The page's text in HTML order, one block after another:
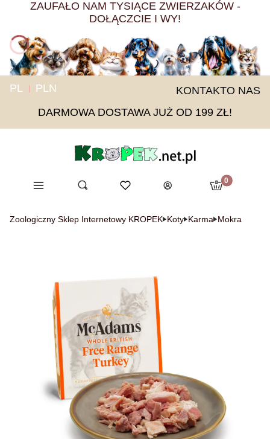
ZAUFAŁO NAM TYSIĄCE ZWIERZAKÓW -
DOŁĄCZCIE I WY!
PL PLN KONTAKTO NAS
DARMOWA DOSTAWA JUŻ OD 199 ZŁ!
Menu Otwórz wyszukiwarkę
Szukaj Ulubione
Zaloguj się
Produkty w
Koszyk
Zoologiczny Sklep Internetowy KROPEK Koty Karma Mokra